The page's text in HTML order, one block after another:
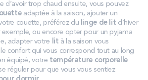
d’avoir trop chaud ensuite, vous pouvez
adaptée à la saison, ajouter un
couette, préférez du linge de lit d’hiver
exemple, ou encore opter pour un pyjama
adapter votre lit à la saison vous
confort qui vous correspond tout au long
équipé, votre température corporelle
réguler pour que vous vous sentiez